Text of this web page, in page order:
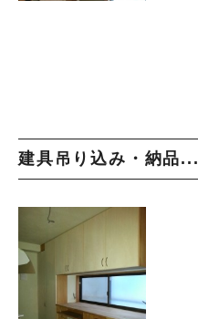
建具吊り込み・納品...